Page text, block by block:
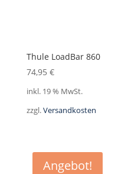
Thule LoadBar 860
74,95 €
inkl. 19 % MwSt.
zzgl.Versandkosten
Angebot!